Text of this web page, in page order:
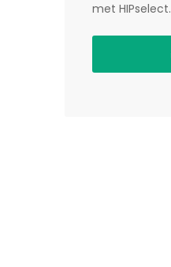
met HIPselect.